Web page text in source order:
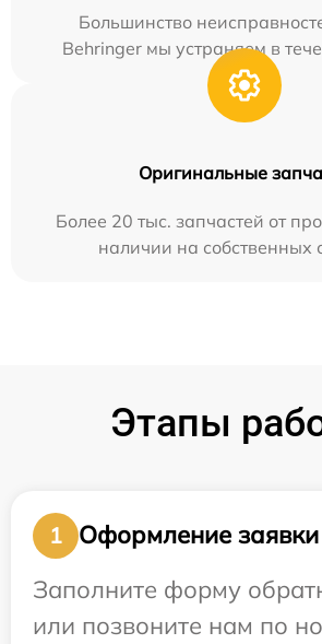
Большинство
Behringer мы устраняем в
Оригинальные
Более 20 тыс. запчастей от
наличии на собственных
Этапы
1
Оформление заявки
Заполните форму
или позвоните нам по